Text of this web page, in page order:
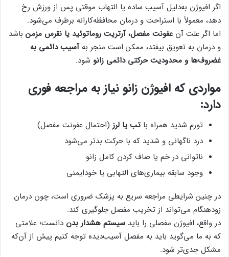
اگر افیوژن به‌دلیل آسیب ساده یا التهاب موقتی پس از ورزش رخ
دهد، معمولاً با استراحت و درمان محافظه‌کارانه برطرف می‌شود.
اما اگر علت آن عفونت مفصل، آرتریت روماتوئید یا نقرس مزمن باشد
و درمان به تعویق بیفتد، ممکن است منجر بهآسیب دائمی به
غضروف‌ها و محدودیت حرکتی دائمی زانو شود.
مواردی که افیوژن زانو نیاز به مراجعه فوری
دارد:
تورم شدید همراه با تب یا لرز(احتمال عفونت مفصل)
درد ناگهانی و شدید که با حرکت بدتر می‌شود
ناتوانی در خم یا صاف کردن کامل زانو
وجود سابقه بیماری‌های التهابی یا خودایمنی
در چنین شرایطی مراجعه سریع به پزشک ضروری است، چون درمان
زودهنگام می‌تواند از تخریب مفصل جلوگیری کند.
در واقع، افیوژن مفصلی را باید سیستم هشدار بدن دانست؛ علامتی
که به ما می‌گوید باید به مفصل آسیب‌دیده توجه کنیم پیش از آن‌که
مشکل جدی‌تر شود.